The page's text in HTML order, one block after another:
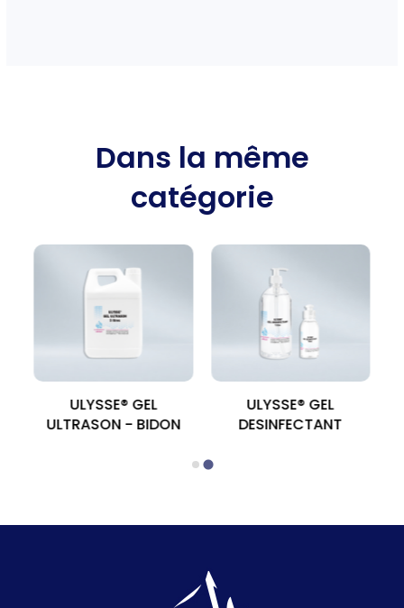
Dans la même
catégorie
ULYSSE® GEL
ULTRASON - BIDON
ULYSSE® GEL
DESINFECTANT